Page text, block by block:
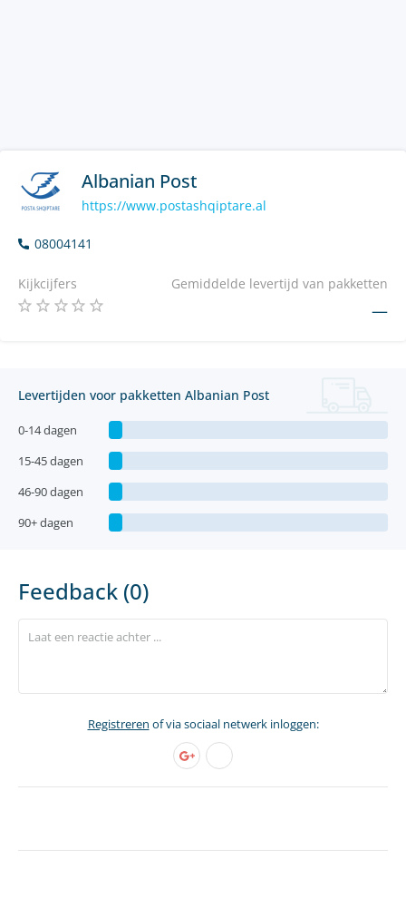
Albanian Post
https://www.postashqiptare.al
08004141
Kijkcijfers Gemiddelde levertijd van pakketten
—
Levertijden voor pakketten Albanian Post
0-14 dagen
15-45 dagen
46-90 dagen
90+ dagen
Feedback (0)
Registreren of via sociaal netwerk inloggen: